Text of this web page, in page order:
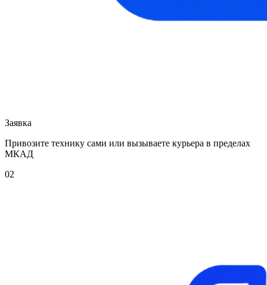
Заявка
Привозите технику сами или вызываете курьера в пределах
МКАД
02